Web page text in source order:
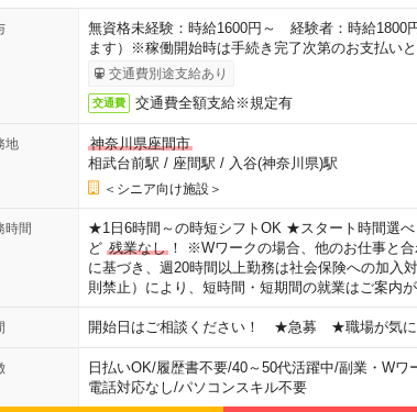
無資格未経験：時給1600円～ 経験者：時給
ます）※稼働開始時は手続き完了次第のお支払いと
交通費別途支給あり
交通費 交通費全額支給※規定有
地
神奈川県座間市
相武台前駅 / 座間駅 / 入谷(神奈川県)駅
＜シニア向け施設＞
時間
★1日6時間～の時短シフトOK ★スタート時間選
ど 残業なし！ ※Wワークの場合、他のお仕事と
に基づき、週20時間以上勤務は社会保険への加
則禁止）により、短時間・短期間の就業はご案内
開始日はご相談ください！ ★急募 ★職場が気に
日払いOK/履歴書不要/40～50代活躍中/副業・Wワ
電話対応なし/パソコンスキル不要